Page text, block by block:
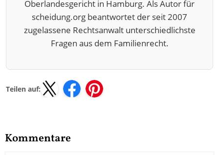
Oberlandesgericht in Hamburg. Als Autor für
scheidung.org beantwortet der seit 2007
zugelassene Rechtsanwalt unterschiedlichste
Fragen aus dem Familienrecht.
Teilen auf:
Kommentare